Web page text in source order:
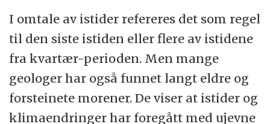
I omtale av istider refereres det som regel
til den siste istiden eller flere av istidene
fra kvartær-perioden. Men mange
geologer har også funnet langt eldre og
forsteinete morener. De viser at istider og
klimaendringer har foregått med ujevne